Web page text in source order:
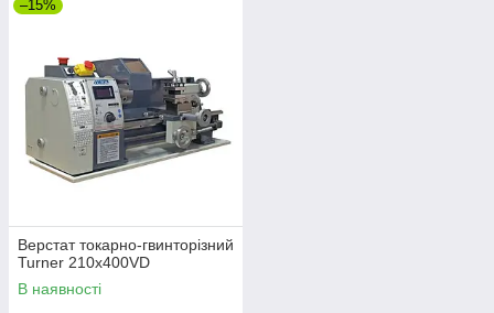
–15%
Верстат токарно-гвинторiзний
Turner 210x400VD
В наявності